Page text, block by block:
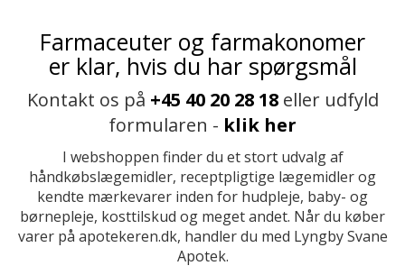
Farmaceuter og farmakonomer
er klar, hvis du har spørgsmål
Kontakt os på +45 40 20 28 18eller udfyld
formularen - klik her
I webshoppen finder du et stort udvalg af
håndkøbslægemidler, receptpligtige lægemidler og
kendte mærkevarer inden for hudpleje, baby- og
børnepleje, kosttilskud og meget andet. Når du køber
varer på apotekeren.dk, handler du med Lyngby Svane
Apotek.